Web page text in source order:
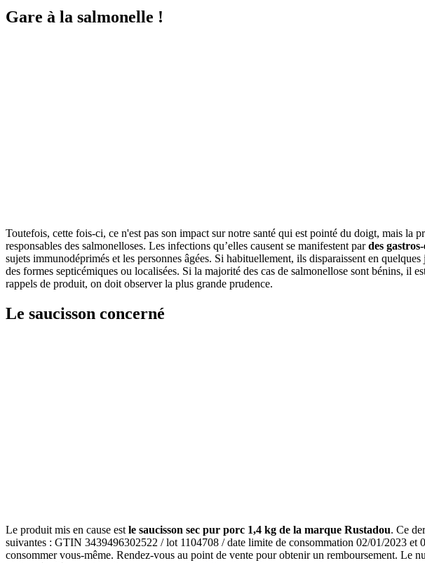
Gare à la salmonelle !
Toutefois, cette fois-ci, ce n'est pas son impact sur notre santé qui est pointé du doigt, mais la
responsables des salmonelloses. Les infections qu’elles causent se manifestent pardes
sujets immunodéprimés et les personnes âgées. Si habituellement, ils disparaissent en
des formes septicémiques ou localisées. Si la majorité des cas de salmonellose sont bénins, il
rappels de produit, on doit observer la plus grande prudence.
Le saucisson concerné
Le produit mis en cause est le saucisson sec pur porc 1,4 kg de la marque Rustadou. Ce
suivantes : GTIN 3439496302522 / lot 1104708 / date limite de consommation 02/01/2023 et
consommer vous-même. Rendez-vous au point de vente pour obtenir un remboursement. Le